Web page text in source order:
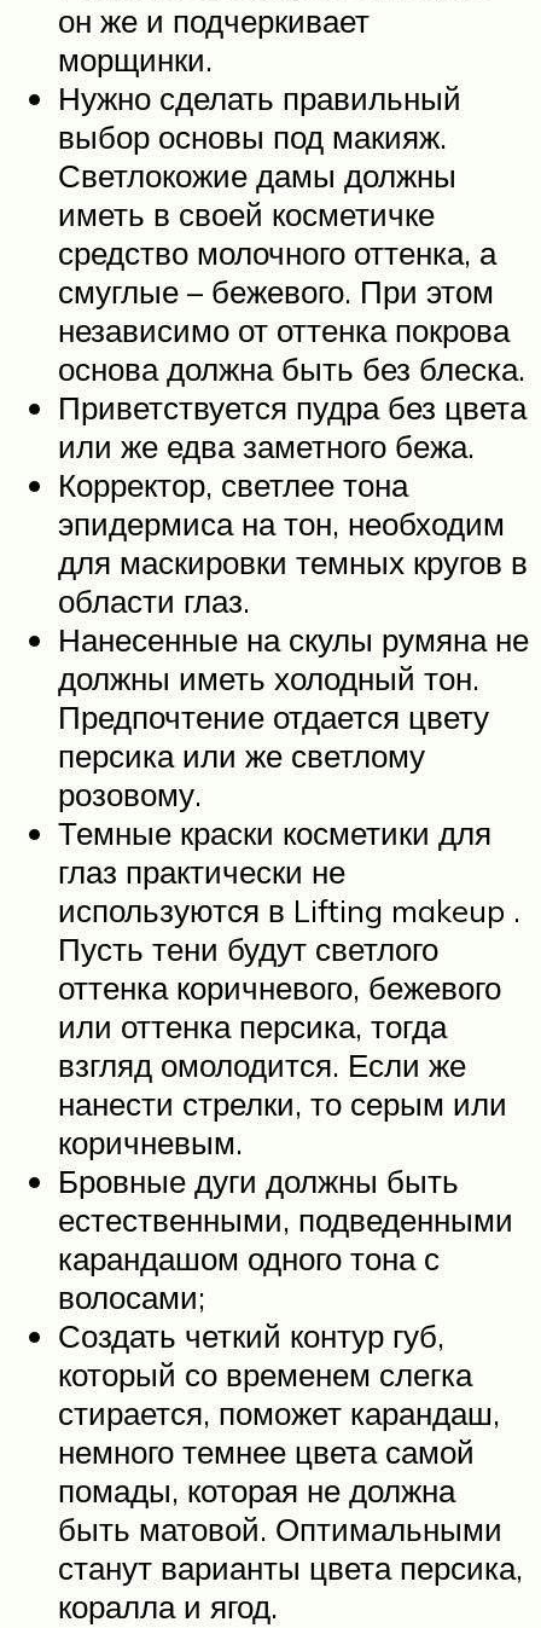
он же и подчеркивает
морщинки.
Нужно сделать правильный
выбор основы под макияж.
Светлокожие дамы должны
иметь в своей косметичке
средство молочного оттенка, а
смуглые – бежевого. При этом
независимо от оттенка покрова
основа должна быть без блеска.
Приветствуется пудра без цвета
или же едва заметного бежа.
Корректор, светлее тона
эпидермиса на тон, необходим
для маскировки темных кругов в
области глаз.
Нанесенные на скулы румяна не
должны иметь холодный тон.
Предпочтение отдается цвету
персика или же светлому
розовому.
Темные краски косметики для
глаз практически не
используются в Lifting makeup .
Пусть тени будут светлого
оттенка коричневого, бежевого
или оттенка персика, тогда
взгляд омолодится. Если же
нанести стрелки, то серым или
коричневым.
Бровные дуги должны быть
естественными, подведенными
карандашом одного тона с
волосами;
Создать четкий контур губ,
который со временем слегка
стирается, поможет карандаш,
немного темнее цвета самой
помады, которая не должна
быть матовой. Оптимальными
станут варианты цвета персика,
коралла и ягод.